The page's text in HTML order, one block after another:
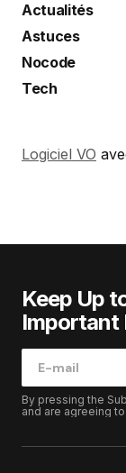
Actualités
Astuces
Nocode
Tech
Logiciel VO
Keep Up
Important
By pressing the
and are agreeing